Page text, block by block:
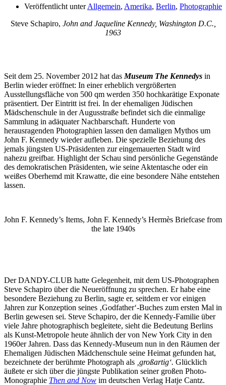
Veröffentlicht unterAllgemein, Amerika, Berlin, Photographie
Steve Schapiro, John and Jaqueline Kennedy, Washington D.C.,
1963
Seit dem 25. November 2012 hat das Museum The Kennedys in
Berlin wieder eröffnet: In einer erheblich vergrößerten
Ausstellungsfläche von 500 qm werden 350 hochkarätige Exponate
präsentiert. Der Eintritt ist frei. In der ehemaligen Jüdischen
Mädschenschule in der Augusstraße befindet sich die einmalige
Sammlung in adäquater Nachbarschaft. Hunderte von
herausragenden Photographien lassen den damaligen Mythos um
John F. Kennedy wieder aufleben. Die spezielle Beziehung des
jemals jüngsten US-Präsidenten zur eingemauerten Stadt wird
nahezu greifbar. Highlight der Schau sind persönliche Gegenstände
des demokratischen Präsidenten, wie seine Aktentasche oder ein
weißes Oberhemd mit Krawatte, die eine besondere Nähe entstehen
lassen.
John F. Kennedy’s Items, John F. Kennedy’s Hermès Briefcase from
the late 1940s
Der DANDY-CLUB hatte Gelegenheit, mit dem US-Photographen
Steve Schapiro über die Neueröffnung zu sprechen. Er habe eine
besondere Beziehung zu Berlin, sagte er, seitdem er vor einigen
Jahren zur Konzeption seines ‚Godfather‘-Buches zum ersten Mal in
Berlin gewesen sei. Steve Schapiro, der die Kennedy-Familie über
viele Jahre photographisch begleitete, sieht die Bedeutung Berlins
als Kunst-Metropole heute ähnlich der von New York City in den
1960er Jahren. Dass das Kennedy-Museum nun in den Räumen der
Ehemaligen Jüdischen Mädchenschule seine Heimat gefunden hat,
bezeichnete der berühmte Photograph als ‚großartig‘. Glücklich
äußete er sich über die jüngste Publikation seiner großen Photo-
Monographie Then and Now im deutschen Verlag Hatje Cantz.